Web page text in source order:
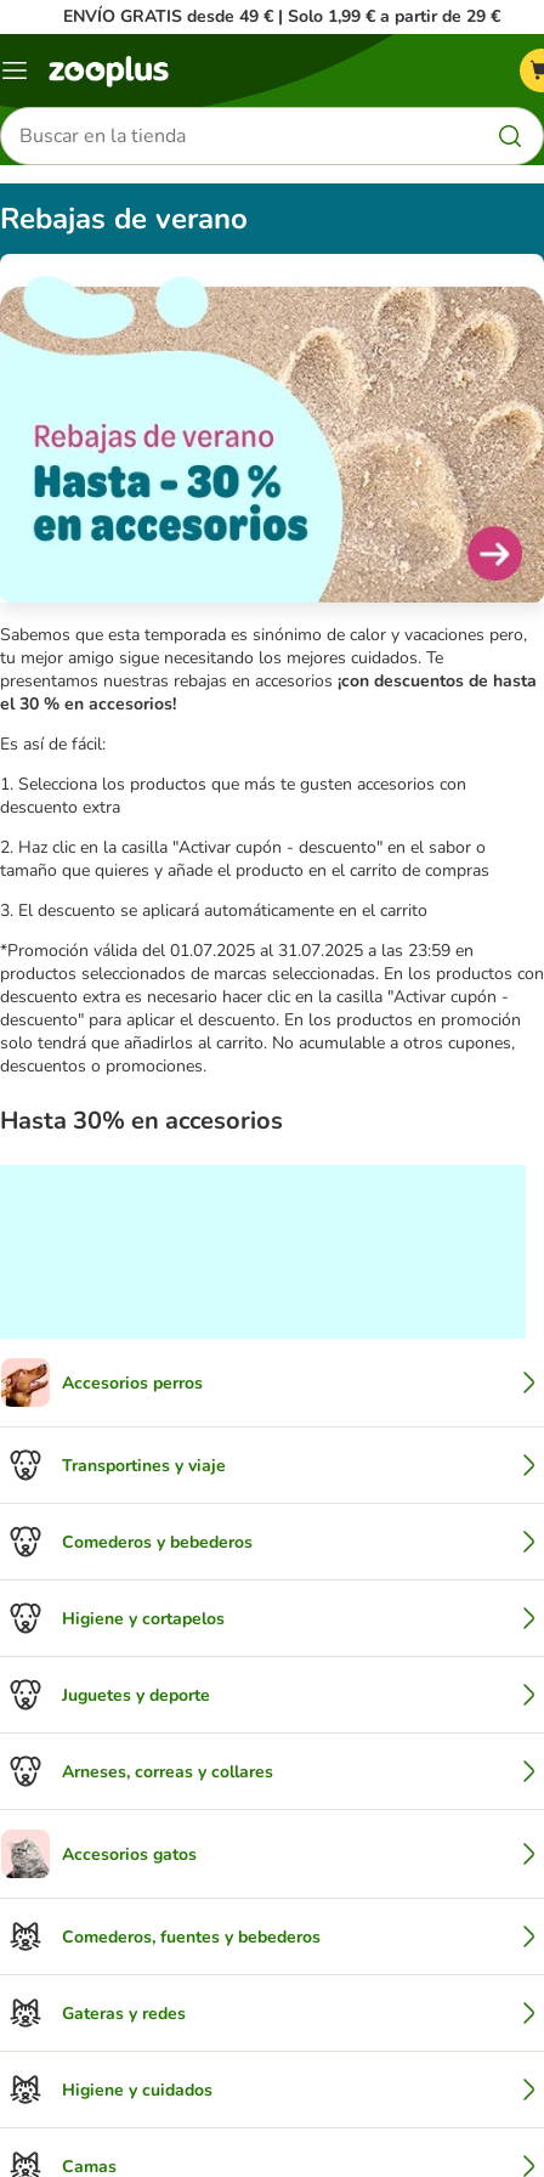
ENVÍO GRATIS desde 49 € | Solo 1,99 € a partir de 29 €
Menú
Buscar
productos
Rebajas de verano
Sabemos que esta temporada es sinónimo de calor y vacaciones pero,
tu mejor amigo sigue necesitando los mejores cuidados. Te
presentamos nuestras rebajas en accesorios ¡con descuentos de hasta
el 30 % en accesorios!
Es así de fácil:
1. Selecciona los productos que más te gusten accesorios con
descuento extra
2. Haz clic en la casilla "Activar cupón - descuento" en el sabor o
tamaño que quieres y añade el producto en el carrito de compras
3. El descuento se aplicará automáticamente en el carrito
*Promoción válida del 01.07.2025 al 31.07.2025 a las 23:59 en
productos seleccionados de marcas seleccionadas. En los productos con
descuento extra es necesario hacer clic en la casilla "Activar cupón -
descuento" para aplicar el descuento. En los productos en promoción
solo tendrá que añadirlos al carrito. No acumulable a otros cupones,
descuentos o promociones.
Hasta 30% en accesorios
Accesorios perros
Transportines y viaje
Comederos y bebederos
Higiene y cortapelos
Juguetes y deporte
Arneses, correas y collares
Accesorios gatos
Comederos, fuentes y bebederos
Gateras y redes
Higiene y cuidados
Camas